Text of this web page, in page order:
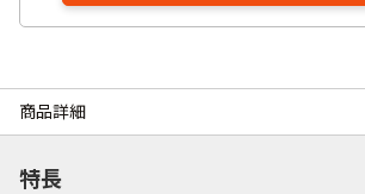
商品詳細
特長